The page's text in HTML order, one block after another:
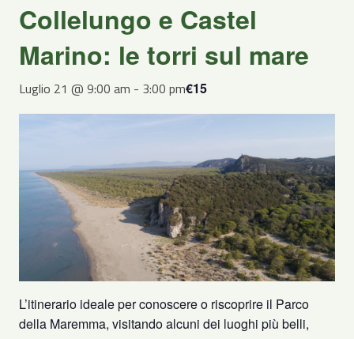
Collelungo e Castel
Marino: le torri sul mare
Luglio 21 @ 9:00 am - 3:00 pm€15
L’itinerario ideale per conoscere o riscoprire il Parco
della Maremma, visitando alcuni dei luoghi più belli,